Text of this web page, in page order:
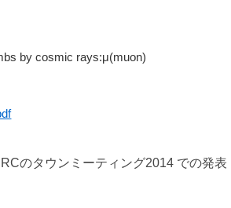
by cosmic rays:μ(muon)
のタウンミーティング2014 での発表